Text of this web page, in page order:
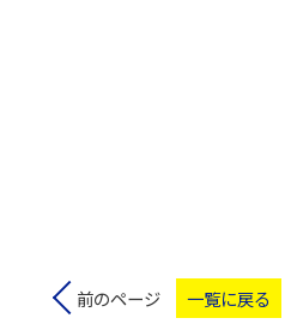
前のページ 一覧に戻る